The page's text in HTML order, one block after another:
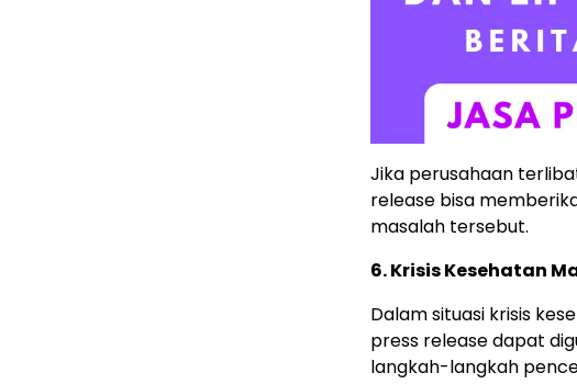
Jika perusahaan
release bisa
masalah tersebut.
6. Krisis Kesehatan
Dalam situasi krisis
press release dapat
langkah-langkah